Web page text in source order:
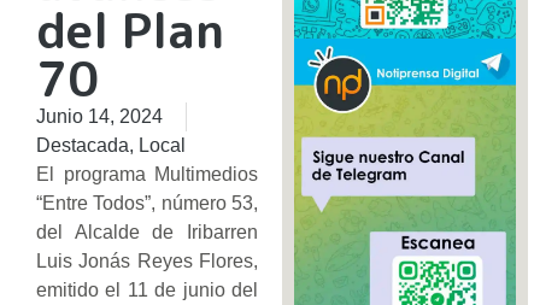
del Plan
70
Junio 14, 2024
Destacada, Local
El programa Multimedios
“Entre Todos”, número 53,
del Alcalde de Iribarren
Luis Jonás Reyes Flores,
emitido el 11 de junio del